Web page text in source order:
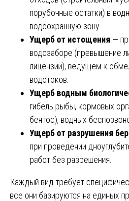
порубочные остатки) в
водоохранную зону.
Ущерб от истощения —
водозаборе (превышение
лицензии), ведущем к
водотоков.
Ущерб водным
гибель рыбы, кормовых
бентос), водных
Ущерб от разрушения
при проведении
работ без разрешения.
Каждый вид требует
все они базируются на единых